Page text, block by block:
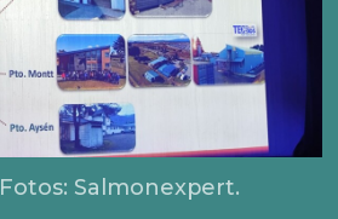
Fotos: Salmonexpert.